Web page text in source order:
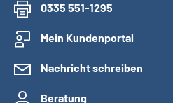
0335 551-1295
Mein Kundenportal
Nachricht schreiben
Beratung